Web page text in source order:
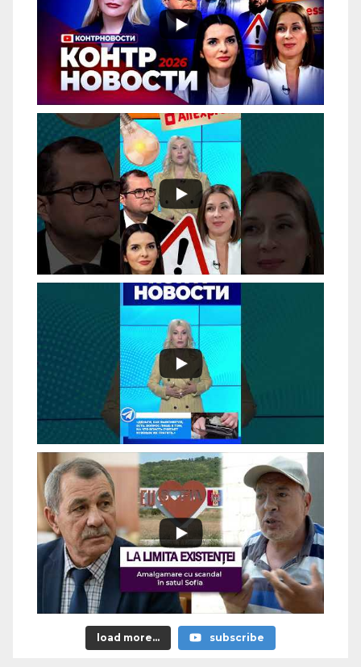
load more... subscribe